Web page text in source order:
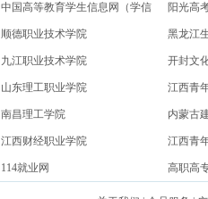
中国高等教育学生信息网（学信
网）
阳光高
顺德职业技术学院 黑龙江
九江职业技术学院 开封文
山东理工职业学院 江西青
南昌理工学院 内蒙古
江西财经职业学院 江西青
114就业网 高职高